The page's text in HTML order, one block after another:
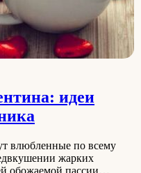
идеи
влюбленные по всему
жарких
обожаемой пассии…